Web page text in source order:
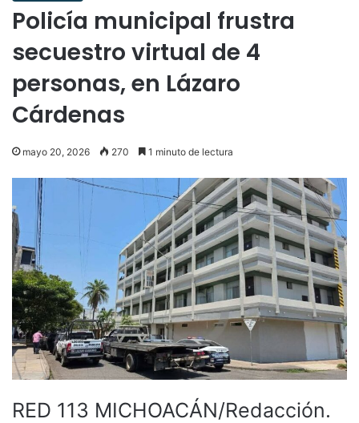
Policía municipal frustra
secuestro virtual de 4
personas, en Lázaro
Cárdenas
mayo 20, 2026 270 1 minuto de lectura
RED 113 MICHOACÁN/Redacción.